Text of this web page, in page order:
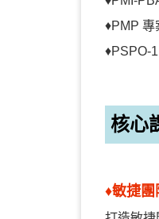
♦PMP
♦PSPO-
核心
♦敏捷團